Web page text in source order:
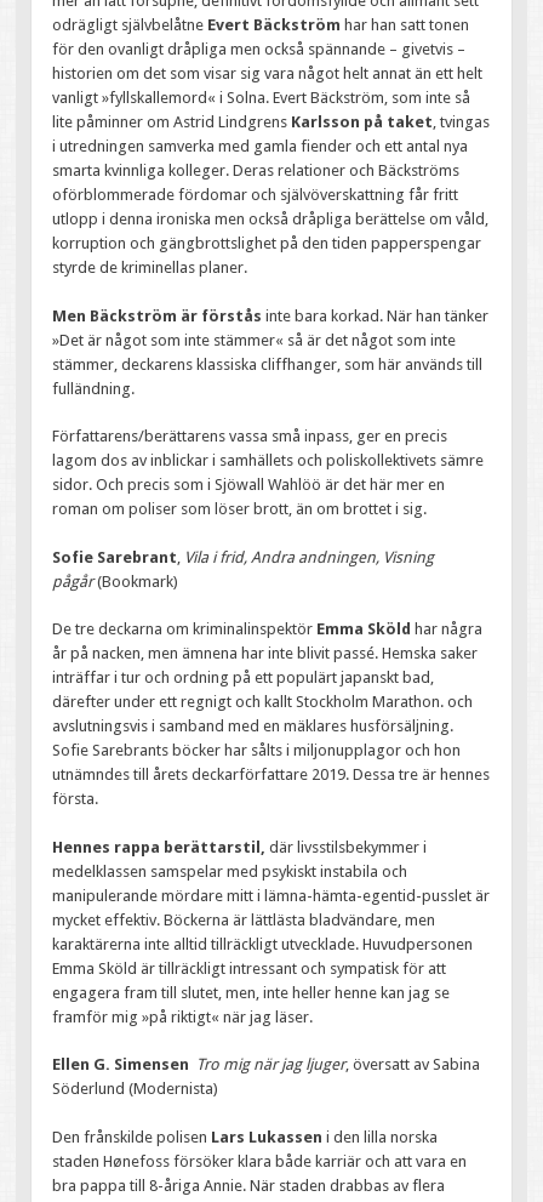
odrägligt självbelåtne Evert Bäckström har han satt tonen
för den ovanligt dråpliga men också spännande – givetvis –
historien om det som visar sig vara något helt annat än ett helt
vanligt »fyllskallemord« i Solna. Evert Bäckström, som inte så
lite påminner om Astrid Lindgrens Karlsson på taket, tvingas
i utredningen samverka med gamla fiender och ett antal nya
smarta kvinnliga kolleger. Deras relationer och Bäckströms
oförblommerade fördomar och självöverskattning får fritt
utlopp i denna ironiska men också dråpliga berättelse om våld,
korruption och gängbrottslighet på den tiden papperspengar
styrde de kriminellas planer.
Men Bäckström är förstås inte bara korkad. När han tänker
»Det är något som inte stämmer« så är det något som inte
stämmer, deckarens klassiska cliffhanger, som här används till
fulländning.
Författarens/berättarens vassa små inpass, ger en precis
lagom dos av inblickar i samhällets och poliskollektivets sämre
sidor. Och precis som i Sjöwall Wahlöö är det här mer en
roman om poliser som löser brott, än om brottet i sig.
Sofie Sarebrant Vila i frid, Andra andningen, Visning
pågår(Bookmark)
De tre deckarna om kriminalinspektör Emma Sköld har några
år på nacken, men ämnena har inte blivit passé. Hemska saker
inträffar i tur och ordning på ett populärt japanskt bad,
därefter under ett regnigt och kallt Stockholm Marathon. och
avslutningsvis i samband med en mäklares husförsäljning.
Sofie Sarebrants böcker har sålts i miljonupplagor och hon
utnämndes till årets deckarförfattare 2019. Dessa tre är hennes
första.
Hennes rappa berättarstil, där livsstilsbekymmer i
medelklassen samspelar med psykiskt instabila och
manipulerande mördare mitt i lämna-hämta-egentid-pusslet är
mycket effektiv. Böckerna är lättlästa bladvändare, men
karaktärerna inte alltid tillräckligt utvecklade. Huvudpersonen
Emma Sköld är tillräckligt intressant och sympatisk för att
engagera fram till slutet, men, inte heller henne kan jag se
framför mig »på riktigt« när jag läser.
Ellen G. Simensen Tro mig när jag ljuger, översatt av Sabina
Söderlund (Modernista)
Den frånskilde polisen Lars Lukassen i den lilla norska
staden Hønefoss försöker klara både karriär och att vara en
bra pappa till 8-åriga Annie. När staden drabbas av flera